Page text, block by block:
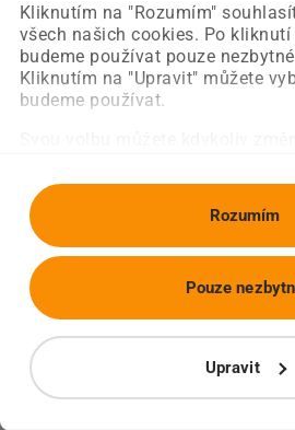
Kliknutím na "Rozumím"
všech našich cookies. Po
budeme používat pouze
Kliknutím na "Upravit" můžete
budeme používat.
Rozumím
Upravit
Pouze
Obnovit stránku